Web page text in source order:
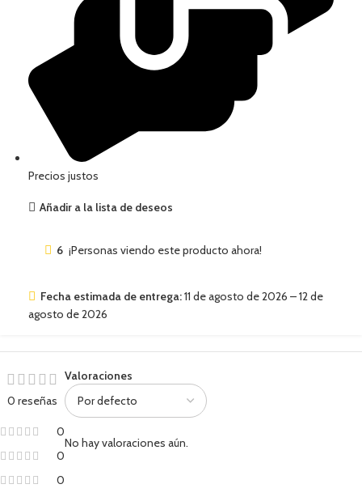
Precios justos
Añadir a la lista de deseos
6 ¡Personas viendo este producto ahora!
Fecha estimada de entrega:11 de agosto de 2026 – 12 de
agosto de 2026
0 reseñas
0
0
0
Valoraciones
No hay valoraciones aún.